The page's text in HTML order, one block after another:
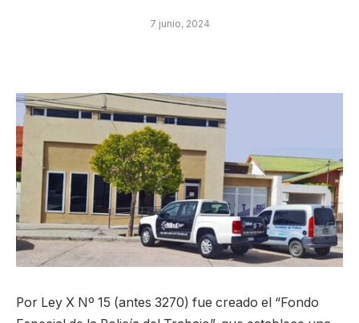
7 junio, 2024
Por Ley X Nº 15 (antes 3270) fue creado el “Fondo